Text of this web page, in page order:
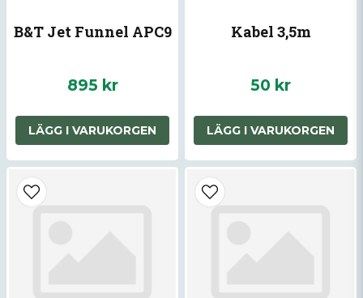
B&T Jet Funnel APC9
895 kr
LÄGG I VARUKORGEN
Kabel 3,5m
50 kr
LÄGG I VARUKORGEN